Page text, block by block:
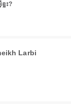
លះ?
Larbi